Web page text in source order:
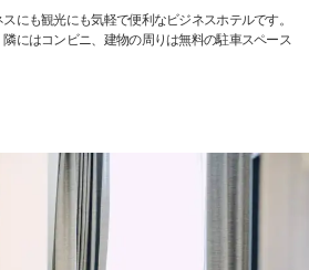
にも観光にも気軽で便利なビジネスホテルです。
にはコンビニ、建物の周りは無料の駐車スペース